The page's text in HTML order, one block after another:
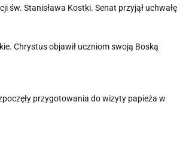
św. Stanisława Kostki. Senat przyjął uchwałę
Chrystus objawił uczniom swoją Boską
przygotowania do wizyty papieża w